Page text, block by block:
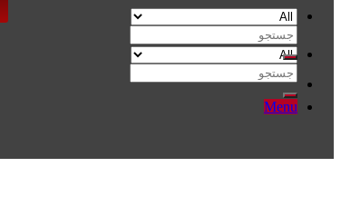
جستجو
Menu
جستجو
برای: